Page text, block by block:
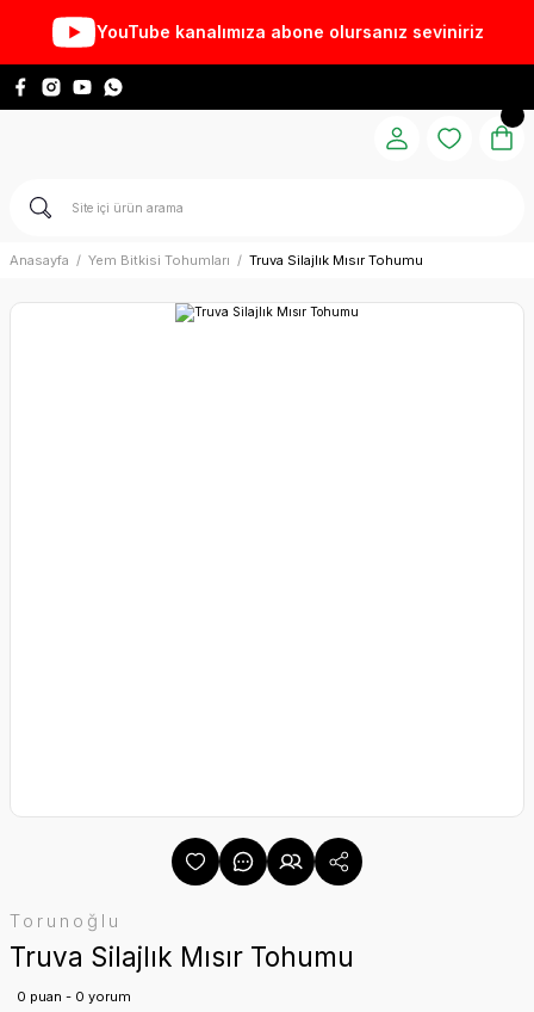
YouTube kanalımıza abone olursanız seviniriz
Anasayfa Yem Bitkisi Tohumları Truva Silajlık Mısır Tohumu
Torunoğlu
Truva Silajlık Mısır Tohumu
0 puan - 0 yorum